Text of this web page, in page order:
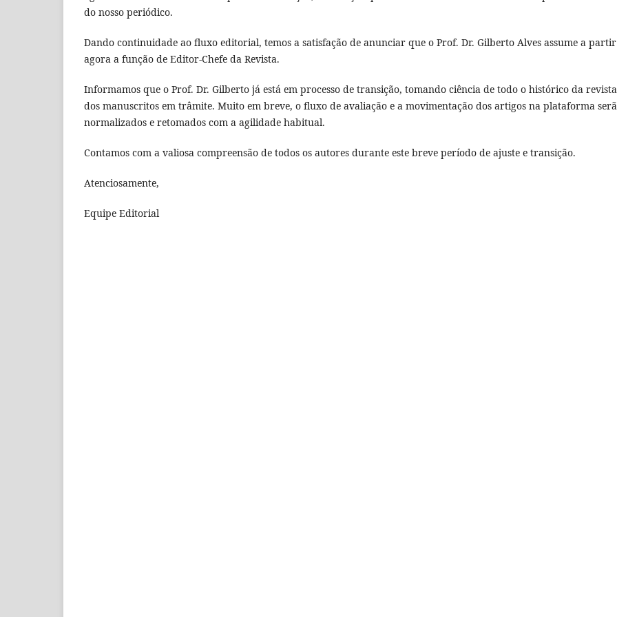
do nosso periódico.
Dando continuidade ao fluxo editorial, temos a satisfação de anunciar que o Prof. Dr. Gilberto Alves assume a
agora a função de Editor-Chefe da Revista.
Informamos que o Prof. Dr. Gilberto já está em processo de transição, tomando ciência de todo o histórico da
dos manuscritos em trâmite. Muito em breve, o fluxo de avaliação e a movimentação dos artigos na plataforma
normalizados e retomados com a agilidade habitual.
Contamos com a valiosa compreensão de todos os autores durante este breve período de ajuste e transição.
Atenciosamente,
Equipe Editorial